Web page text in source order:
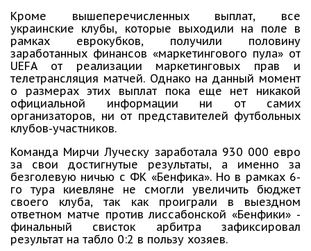
Кроме вышеперечисленных выплат, все
украинские клубы, которые выходили на поле в
рамках еврокубков, получили половину
заработанных финансов «маркетингового пула» от
UEFA от реализации маркетинговых прав и
телетрансляция матчей. Однако на данный момент
о размерах этих выплат пока еще нет никакой
официальной информации ни от самих
организаторов, ни от представителей футбольных
клубов-участников.
Команда Мирчи Луческу заработала 930 000 евро
за свои достигнутые результаты, а именно за
безголевую ничью с ФК «Бенфика». Но в рамках 6-
го тура киевляне не смогли увеличить бюджет
своего клуба, так как проиграли в выездном
ответном матче против лиссабонской «Бенфики» -
финальный свисток арбитра зафиксировал
результат на табло 0:2 в пользу хозяев.